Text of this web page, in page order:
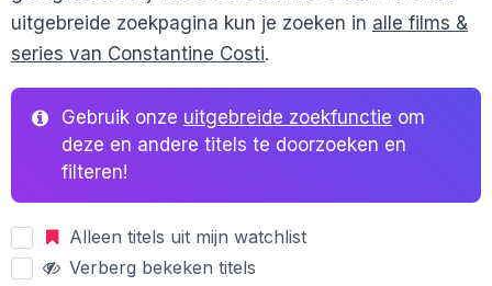
uitgebreide zoekpagina kun je zoeken in alle films &
series van Constantine Costi.
Gebruik onze uitgebreide zoekfunctie om
deze en andere titels te doorzoeken en
filteren!
Alleen titels uit mijn watchlist
Verberg bekeken titels